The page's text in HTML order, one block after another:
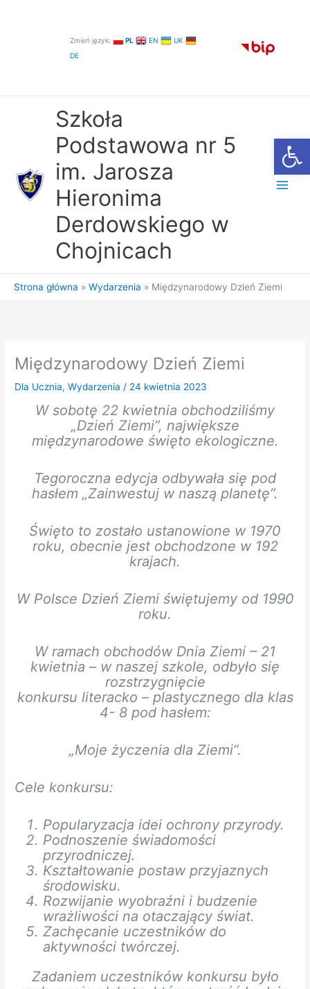
Zmień język: PL EN
UK
DE
Szkoła
Podstawowa nr 5
im. Jarosza
Hieronima
Derdowskiego w
Chojnicach
Strona główna Wydarzenia Międzynarodowy Dzień Ziemi
Międzynarodowy Dzień Ziemi
Dla Ucznia,Wydarzenia / 24 kwietnia 2023
W sobotę 22 kwietnia obchodziliśmy
„Dzień Ziemi”, największe
międzynarodowe święto ekologiczne.
Tegoroczna edycja odbywała się pod
hasłem „Zainwestuj w naszą planetę”.
Święto to zostało ustanowione w 1970
roku, obecnie jest obchodzone w 192
krajach.
W Polsce Dzień Ziemi świętujemy od 1990
roku.
W ramach obchodów Dnia Ziemi – 21
kwietnia – w naszej szkole, odbyło się
rozstrzygnięcie
konkursu literacko – plastycznego dla klas
4- 8 pod hasłem:
„Moje życzenia dla Ziemi”.
Cele konkursu:
Popularyzacja idei ochrony przyrody.
Podnoszenie świadomości
przyrodniczej.
Kształtowanie postaw przyjaznych
środowisku.
Rozwijanie wyobraźni i budzenie
wrażliwości na otaczający świat.
Zachęcanie uczestników do
aktywności twórczej.
Zadaniem uczestników konkursu było